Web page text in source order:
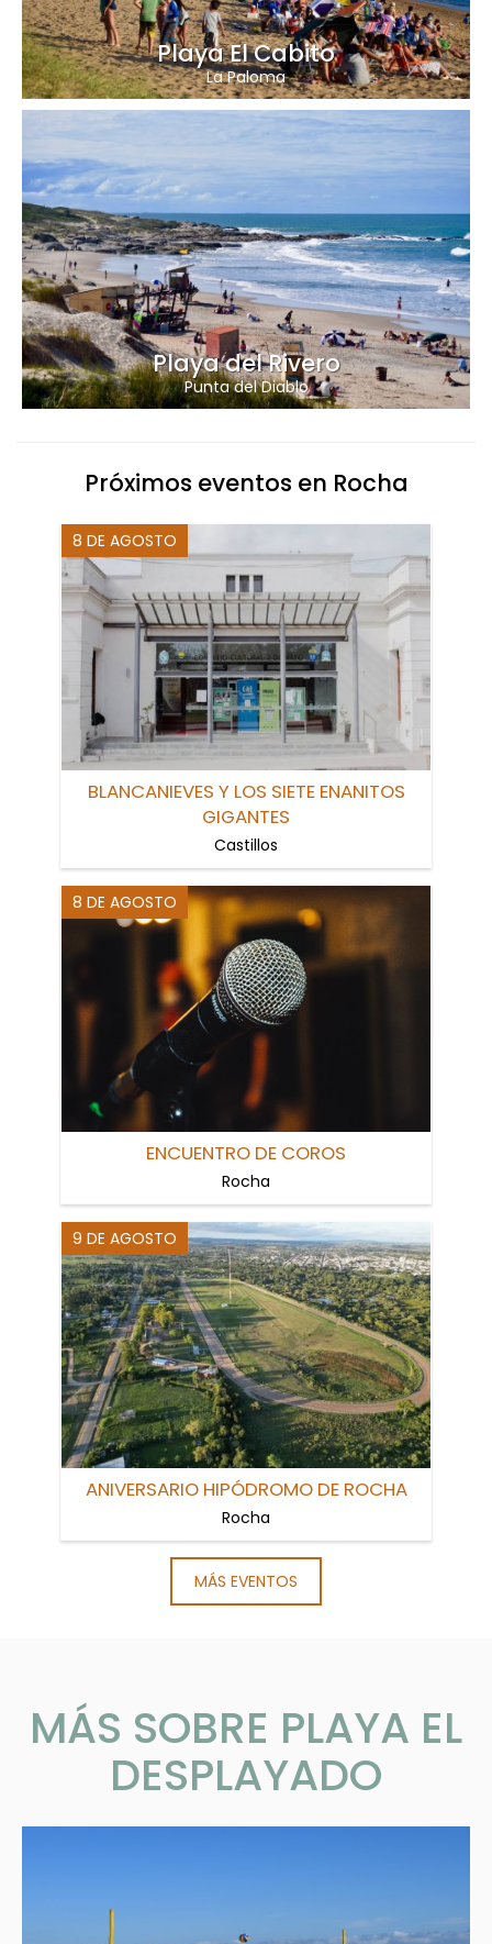
Playa El Cabito
La Paloma
Playa del Rivero
Punta del Diablo
Próximos eventos en Rocha
8 DE AGOSTO
BLANCANIEVES Y LOS SIETE ENANITOS
GIGANTES
Castillos
8 DE AGOSTO
ENCUENTRO DE COROS
Rocha
9 DE AGOSTO
ANIVERSARIO HIPÓDROMO DE ROCHA
Rocha
MÁS EVENTOS
MÁS SOBRE PLAYA EL
DESPLAYADO